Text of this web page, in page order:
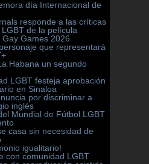
día Internacional de
responde a las críticas
de la película
Games 2026
que representará
Habana un segundo
LGBT festeja aprobación
en Sinaloa
por discriminar a
inglés
Mundial de Fútbol LGBT
casa sin necesidad de
igualitario!
con comunidad LGBT